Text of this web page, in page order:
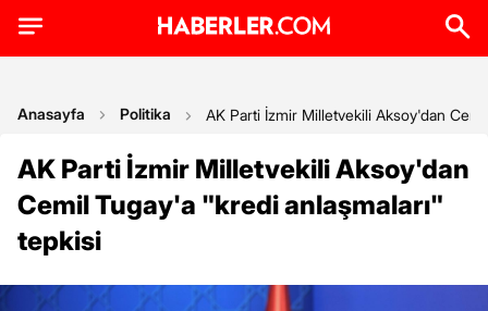
Anasayfa Politika AK Parti İzmir Milletvekili Aksoy'dan
AK Parti İzmir Milletvekili Aksoy'dan
Cemil Tugay'a "kredi anlaşmaları"
tepkisi